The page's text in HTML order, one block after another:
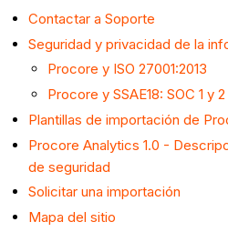
Contactar a Soporte
Seguridad y privacidad de la
Procore y ISO 27001:2013
Procore y SSAE18: SOC 1 y 2
Plantillas de importación de
Procore Analytics 1.0 -
de seguridad
Solicitar una importación
Mapa del sitio